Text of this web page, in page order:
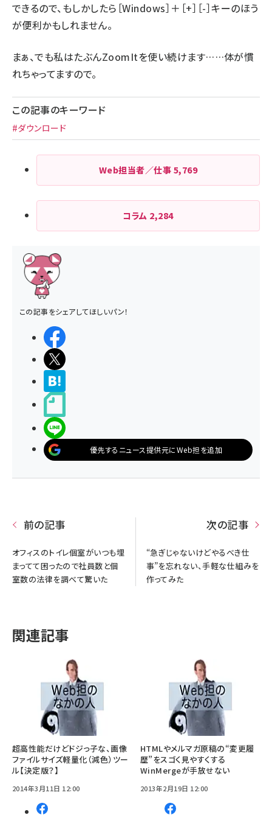
できるので、もしかしたら［Windows］＋［+］［-］キーのほう
が便利かもしれません。
まぁ、でも私はたぶんZoomItを使い続けます……体が慣
れちゃってますので。
この記事のキーワード
#ダウンロード
Web担当者／仕事 5,769
コラム 2,284
この記事をシェアしてほしいパン！
優先するニュース提供元にWeb担を追加
前の記事
オフィスのトイレ個室がいつも埋
まってて困ったので社員数と個
室数の法律を調べて驚いた
次の記事
“急ぎじゃないけどやるべき仕
事”を忘れない、手軽な仕組みを
作ってみた
関連記事
超高性能だけどドジっ子な、画像
ファイルサイズ軽量化（減色）ツー
ル【決定版？】
2014年3月11日 12:00
HTMLやメルマガ原稿の“変更履
歴”をスゴく見やすくする
WinMergeが手放せない
2013年2月19日 12:00